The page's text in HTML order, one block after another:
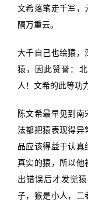
文希落笔走千军，
隔万重云。
大千自己也绘猿，
猿，因此赞誉：
人！文希的此等功
陈文希最早见到
法都把猿表现得异
品应该得益于认真
真实的猿，所以他
出错误后才发觉
子，猴是小人，二